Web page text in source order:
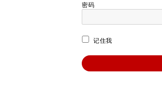
密码
记住我